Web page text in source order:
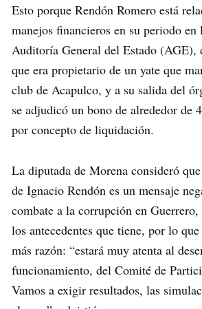
Esto porque Rendón Romero está
manejos financieros en su periodo en
Auditoría General del Estado (AGE),
que era propietario de un yate que
club de Acapulco, y a su salida del
se adjudicó un bono de alrededor de
por concepto de liquidación.
La diputada de Morena consideró
de Ignacio Rendón es un mensaje
combate a la corrupción en
los antecedentes que tiene, por lo
más razón: “estará muy atenta al
funcionamiento, del Comité de
Vamos a exigir resultados, las